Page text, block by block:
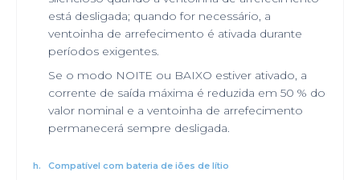
está desligada; quando for necessário, a
ventoinha de arrefecimento é ativada durante
períodos exigentes.
Se o modo NOITE ou BAIXO estiver ativado, a
corrente de saída máxima é reduzida em 50 % do
valor nominal e a ventoinha de arrefecimento
permanecerá sempre desligada.
h. Compatível com bateria de iões de lítio